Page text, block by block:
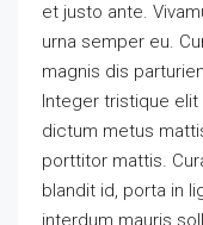
et justo ante.
urna semper eu.
magnis dis
Integer tristique
dictum metus
porttitor mattis.
blandit id, porta in